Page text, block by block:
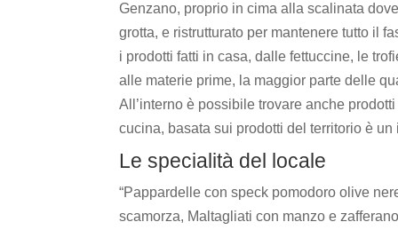
Genzano, proprio in cima alla scalinata
grotta, e ristrutturato per mantenere tutto il
i prodotti fatti in casa, dalle fettuccine, le
alle materie prime, la maggior parte delle
All’interno è possibile trovare anche
cucina, basata sui prodotti del territorio è
Le specialità del locale
“Pappardelle con speck pomodoro olive
scamorza, Maltagliati con manzo e